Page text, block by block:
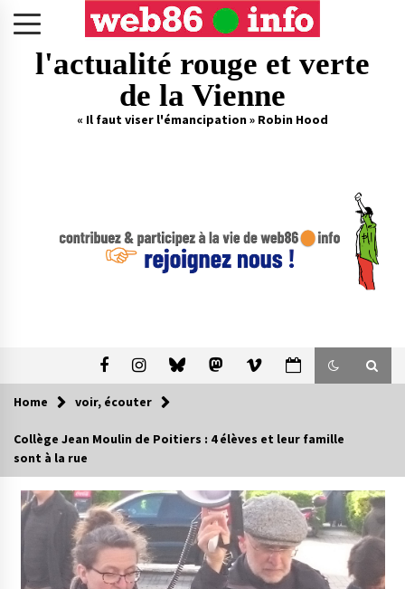
l'actualité rouge et verte
de la Vienne
« Il faut viser l'émancipation » Robin Hood
Home voir, écouter
Collège Jean Moulin de Poitiers : 4 élèves et leur famille
sont à la rue